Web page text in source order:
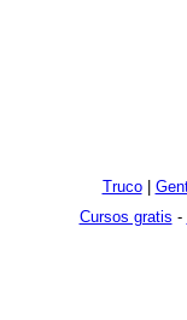
Truco|
Cursos gratis -